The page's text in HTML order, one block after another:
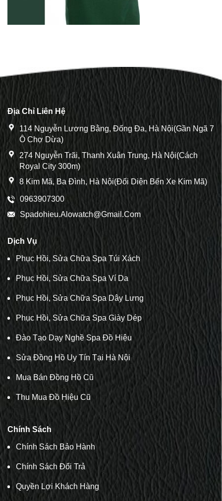
Địa Chỉ Liên Hệ
114 Nguyễn Lương Bằng, Đống Đa, Hà Nội(Gần Ngã 7
Ô Chợ Dừa)
274 Nguyễn Trãi, Thanh Xuân Trung, Hà Nội(Cách
Royal City 300m)
8 Kim Mã, Ba Đình, Hà Nội(Đối Diện Bến Xe Kim Mã)
0963907300
Spadohieu.alowatch@gmail.com
Dịch Vụ
Phục Hồi, Sửa Chữa Spa Túi Xách
Phục Hồi, Sửa Chữa Spa Ví Da
Phục Hồi, Sửa Chữa Spa Dây Lưng
Phục Hồi, Sửa Chữa Spa Giày Dép
Đào Tạo Dạy Nghề Spa Đồ Hiệu
Sửa Đồng Hồ Uy Tín Tại Hà Nội
Mua Bán Đồng Hồ Cũ
Thu Mua Đồ Hiệu Cũ
Chính Sách
Chính Sách Bảo Hành
Chính Sách Đổi Trả
Quyền Lợi Khách Hàng